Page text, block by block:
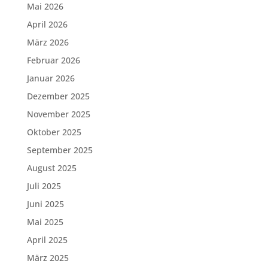
Mai 2026
April 2026
März 2026
Februar 2026
Januar 2026
Dezember 2025
November 2025
Oktober 2025
September 2025
August 2025
Juli 2025
Juni 2025
Mai 2025
April 2025
März 2025